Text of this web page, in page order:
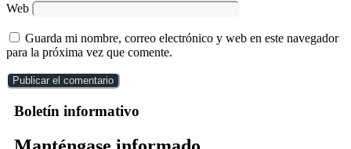
Web
Guarda mi nombre, correo electrónico y web en este navegador
para la próxima vez que comente.
Boletín informativo